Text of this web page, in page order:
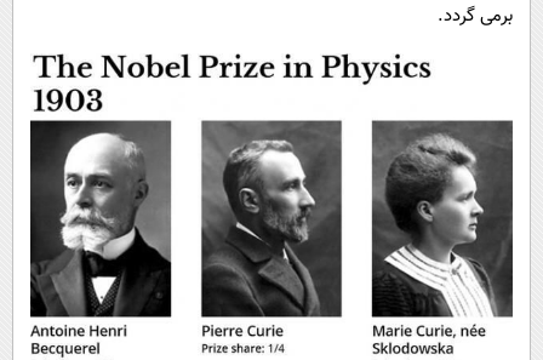
بین الملل
اجتماعی
حیات وحش
سیاست خارجی
برمی گردد.